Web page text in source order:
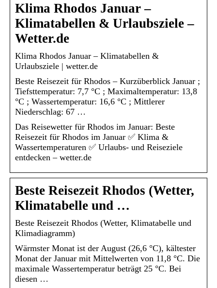
Klima Rhodos Januar –
Klimatabellen & Urlaubsziele –
Wetter.de
Klima Rhodos Januar – Klimatabellen &
Urlaubsziele | wetter.de
Beste Reisezeit für Rhodos – Kurzüberblick Januar ;
Tiefsttemperatur: 7,7 °C ; Maximaltemperatur: 13,8
°C ; Wassertemperatur: 16,6 °C ; Mittlerer
Niederschlag: 67 …
Das Reisewetter für Rhodos im Januar: Beste
Reisezeit für Rhodos im Januar ✅ Klima &
Wassertemperaturen ✅ Urlaubs- und Reiseziele
entdecken – wetter.de
Beste Reisezeit Rhodos (Wetter,
Klimatabelle und …
Beste Reisezeit Rhodos (Wetter, Klimatabelle und
Klimadiagramm)
Wärmster Monat ist der August (26,6 °C), kältester
Monat der Januar mit Mittelwerten von 11,8 °C. Die
maximale Wassertemperatur beträgt 25 °C. Bei
diesen …